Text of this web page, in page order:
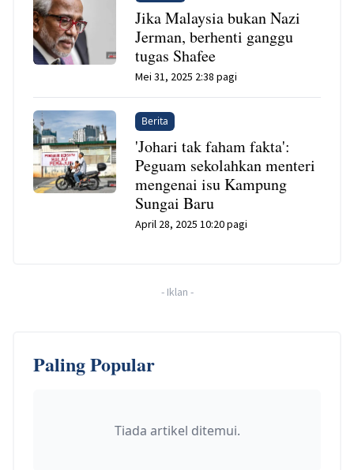
Jika Malaysia bukan Nazi
Jerman, berhenti ganggu
tugas Shafee
Mei 31, 2025 2:38 pagi
Berita
'Johari tak faham fakta':
Peguam sekolahkan menteri
mengenai isu Kampung
Sungai Baru
April 28, 2025 10:20 pagi
- Iklan -
Paling Popular
Tiada artikel ditemui.